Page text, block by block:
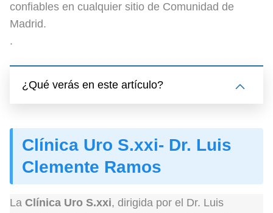
confiables en cualquier sitio de Comunidad de
Madrid.
.
¿Qué verás en este artículo?
Clínica Uro S.xxi- Dr. Luis
Clemente Ramos
La Clínica Uro S.xxi, dirigida por el Dr. Luis